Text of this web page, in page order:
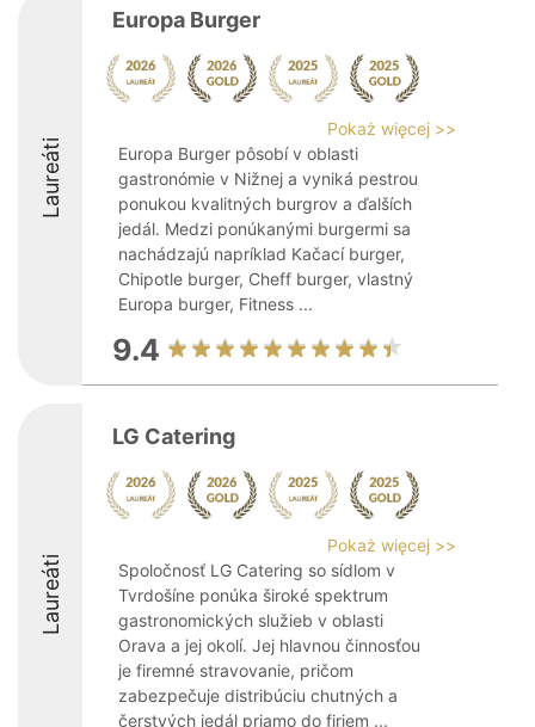
Laureáti
Europa Burger
Pokaż więcej >>
Europa Burger pôsobí v oblasti
gastronómie v Nižnej a vyniká pestrou
ponukou kvalitných burgrov a ďalších
jedál. Medzi ponúkanými burgermi sa
nachádzajú napríklad Kačací burger,
Chipotle burger, Cheff burger, vlastný
Europa burger, Fitness ...
9.4
Laureáti
LG Catering
Pokaż więcej >>
Spoločnosť LG Catering so sídlom v
Tvrdošíne ponúka široké spektrum
gastronomických služieb v oblasti
Orava a jej okolí. Jej hlavnou činnosťou
je firemné stravovanie, pričom
zabezpečuje distribúciu chutných a
čerstvých jedál priamo do firiem ...